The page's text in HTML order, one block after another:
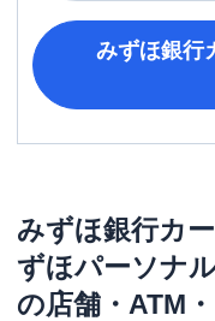
みずほ銀行
みずほ銀行カ
ずほパーソナ
の店舗・ATM